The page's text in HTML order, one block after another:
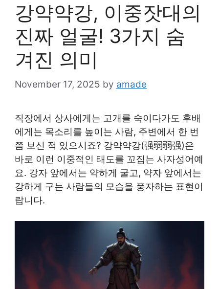
강약약강, 이중잣대의
진짜 얼굴! 3가지 숨
겨진 의미
November 17, 2025 by amade
직장에서 상사에게는 고개를 숙이다가도 후배
에게는 목소리를 높이는 사람, 주변에서 한 번
쯤 보신 적 있으시죠? 강약약강(强弱弱强)은
바로 이런 이중적인 태도를 꼬집는 사자성어예
요. 강자 앞에서는 약하게 굴고, 약자 앞에서는
강하게 구는 사람들의 모습을 풍자하는 표현이
랍니다.